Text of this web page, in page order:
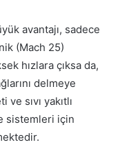
avantajı, sadece
(Mach 25)
hızlara çıksa da,
delmeye
sıvı yakıtlı
sistemleri için